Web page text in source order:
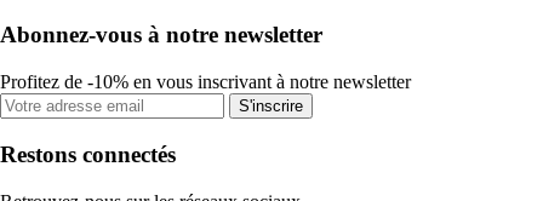
Abonnez-vous à notre newsletter
Profitez de -10% en vous inscrivant à notre newsletter
S'inscrire
Restons connectés